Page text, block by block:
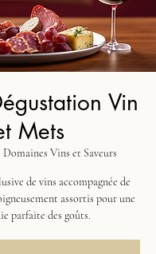
Vin
Mets
Domaines Vins et Saveurs
de vins accompagnée de
assortis pour une
parfaite des goûts.